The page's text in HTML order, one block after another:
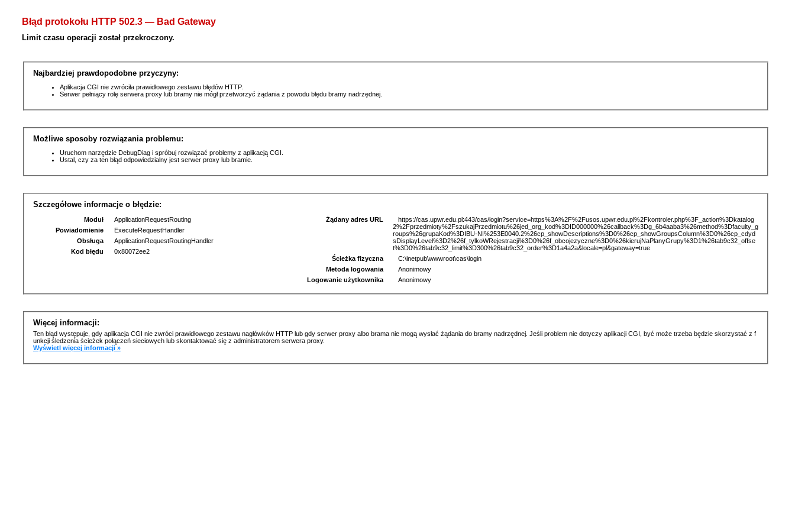
Błąd protokołu HTTP 502.3 — Bad Gateway
Limit czasu operacji został przekroczony.
Najbardziej prawdopodobne przyczyny:
Aplikacja CGI nie zwróciła prawidłowego zestawu błędów HTTP.
Serwer pełniący rolę serwera proxy lub bramy nie mógł przetworzyć żądania z powodu błędu bramy nadrzędnej.
Możliwe sposoby rozwiązania problemu:
Uruchom narzędzie DebugDiag i spróbuj rozwiązać problemy z aplikacją CGI.
Ustal, czy za ten błąd odpowiedzialny jest serwer proxy lub bramie.
Szczegółowe informacje o błędzie:
Moduł
ApplicationRequestRouting
Powiadomienie
ExecuteRequestHandler
Obsługa
ApplicationRequestRoutingHandler
Kod błędu
0x80072ee2
Żądany adres URL
https://cas.upwr.edu.pl:443/cas/login?service=https%3A%2F%2Fusos.upwr.edu.pl%2Fkontroler.php%3F_action%3Dkatalog
2%2Fprzedmioty%2FszukajPrzedmiotu%26jed_org_kod%3DID000000%26callback%3Dg_6b4aaba3%26method%3Dfaculty_g
roups%26grupaKod%3DIBU-NI%253E0040.2%26cp_showDescriptions%3D0%26cp_showGroupsColumn%3D0%26cp_cdyd
sDisplayLevel%3D2%26f_tylkoWRejestracji%3D0%26f_obcojezyczne%3D0%26kierujNaPlanyGrupy%3D1%26tab9c32_offse
t%3D0%26tab9c32_limit%3D300%26tab9c32_order%3D1a4a2a&locale=pl&gateway=true
Ścieżka fizyczna
C:\inetpub\wwwroot\cas\login
Metoda logowania
Anonimowy
Logowanie użytkownika
Anonimowy
Więcej informacji:
Ten błąd występuje, gdy aplikacja CGI nie zwróci prawidłowego zestawu nagłówków HTTP lub gdy serwer proxy albo brama nie mogą wysłać żądania do bramy nadrzędnej. Jeśli problem nie dotyczy aplikacji CGI, być może trzeba będzie skorzystać z f
unkcji śledzenia ścieżek połączeń sieciowych lub skontaktować się z administratorem serwera proxy.
Wyświetl więcej informacji »